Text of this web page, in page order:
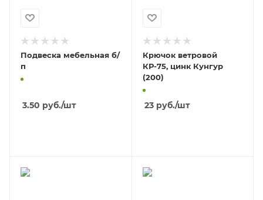
Подвеска мебельная б/
п
3.50 руб./шт
Крючок ветровой
КР-75, цинк Кунгур
(200)
23руб./шт